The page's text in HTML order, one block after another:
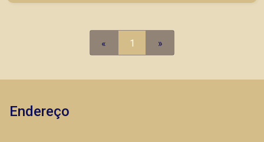
como objetivo atender seus clientes com
principais lançamentos da cidade de Ribeirão
« 1 »
Endereço